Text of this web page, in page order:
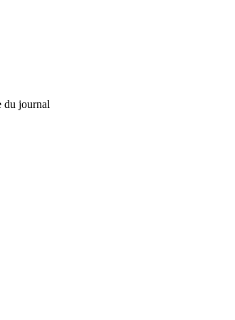
du journal